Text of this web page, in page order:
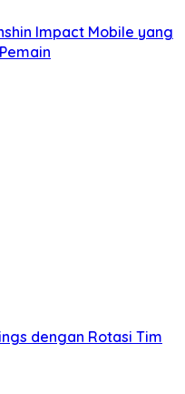
Impact Mobile yang
dengan Rotasi Tim